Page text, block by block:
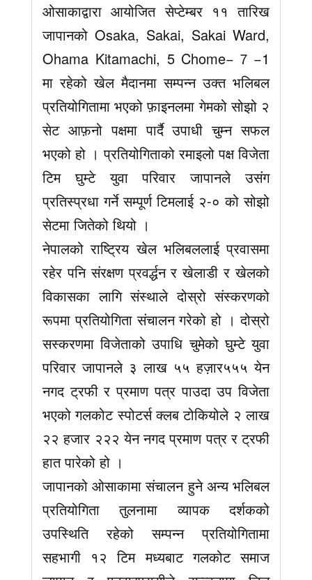
ओसाकाद्वारा आयोजित सेप्टेम्बर ११ तारिख
जापानको Osaka, Sakai, Sakai Ward,
Ohama Kitamachi, 5 Chome−７−1
मा रहेको खेल मैदानमा सम्पन्न उक्त भलिबल
प्रतियोगितामा भएको फ़ाइनलमा गेमको सोझो २
सेट आफ़नो पक्षमा पार्दै उपाधी चुम्न सफल
भएको हो । प्रतियोगिताको रमाइलो पक्ष विजेता
टिम घुम्टे युवा परिवार जापानले उसंग
प्रतिस्प्रधा गर्ने सम्पूर्ण टिमलाई २-० को सोझो
सेटमा जितेको थियो ।
नेपालको राष्ट्रिय खेल भलिबललाई प्रवासमा
रहेर पनि संरक्षण प्रवर्द्धन र खेलाडी र खेलको
विकासका लागि संस्थाले दोस्रो संस्करणको
रूपमा प्रतियोगिता संचालन गरेको हो । दोस्रो
सस्करणमा विजेताको उपाधि चुमेको घुम्टे युवा
परिवार जापानले ३ लाख ५५ हज़ार५५५ येन
नगद ट्रफी र प्रमाण पत्र पाउदा उप विजेता
भएको गलकोट स्पोटर्स क्लब टोकियोले २ लाख
२२ हजार २२२ येन नगद प्रमाण पत्र र ट्रफी
हात पारेको हो ।
जापानको ओसाकामा संचालन हुने अन्य भलिबल
प्रतियोगिता तुलनामा व्यापक दर्शकको
उपस्थिति रहेको सम्पन्न प्रतियोगितामा
सहभागी १२ टिम मध्यबाट गलकोट समाज